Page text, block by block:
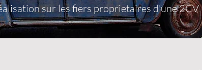
sur les fiers proprietaires d'une 2CV